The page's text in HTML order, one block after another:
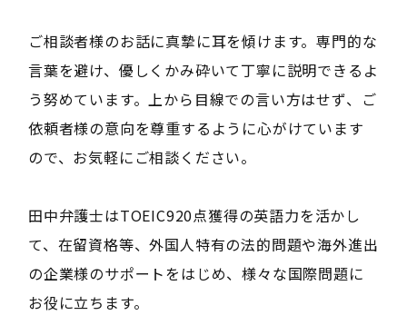
ご相談者様のお話に真摯に耳を傾けます。専門的な
言葉を避け、優しくかみ砕いて丁寧に説明できるよ
う努めています。上から目線での言い方はせず、ご
依頼者様の意向を尊重するように心がけています
ので、お気軽にご相談ください。
田中弁護士はTOEIC920点獲得の英語力を活かし
て、在留資格等、外国人特有の法的問題や海外進出
の企業様のサポートをはじめ、様々な国際問題に
お役に立ちます。